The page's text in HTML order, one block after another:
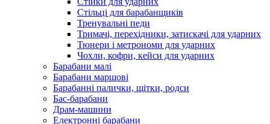
Стільці для барабанщиків
Тренувальні педи
Тримачі, перехідники, затискачі для ударних
Тюнери і метрономи для ударних
Чохли, кофри, кейси для ударних
Барабани малі
Барабани маршові
Барабанні палички, щітки, родси
Бас-барабани
Драм-машини
Електронні барабани